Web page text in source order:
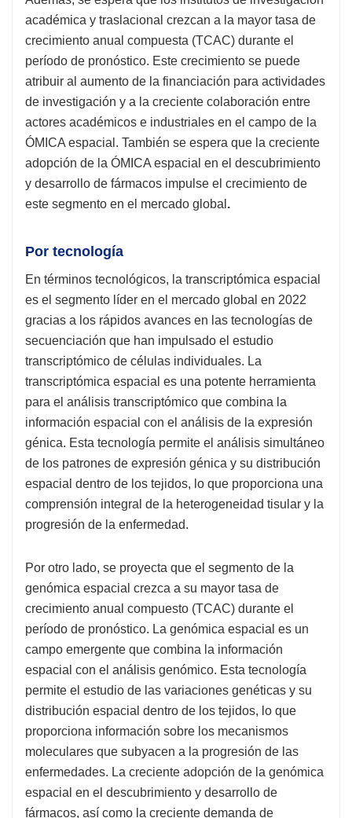
académica y traslacional crezcan a la mayor tasa de
crecimiento anual compuesta (TCAC) durante el
período de pronóstico. Este crecimiento se puede
atribuir al aumento de la financiación para actividades
de investigación y a la creciente colaboración entre
actores académicos e industriales en el campo de la
ÓMICA espacial. También se espera que la creciente
adopción de la ÓMICA espacial en el descubrimiento
y desarrollo de fármacos impulse el crecimiento de
este segmento en el mercado global .
Por tecnología
En términos tecnológicos, la transcriptómica espacial
es el segmento líder en el mercado global en 2022
gracias a los rápidos avances en las tecnologías de
secuenciación que han impulsado el estudio
transcriptómico de células individuales. La
transcriptómica espacial es una potente herramienta
para el análisis transcriptómico que combina la
información espacial con el análisis de la expresión
génica. Esta tecnología permite el análisis simultáneo
de los patrones de expresión génica y su distribución
espacial dentro de los tejidos, lo que proporciona una
comprensión integral de la heterogeneidad tisular y la
progresión de la enfermedad.
Por otro lado, se proyecta que el segmento de la
genómica espacial crezca a su mayor tasa de
crecimiento anual compuesto (TCAC) durante el
período de pronóstico. La genómica espacial es un
campo emergente que combina la información
espacial con el análisis genómico. Esta tecnología
permite el estudio de las variaciones genéticas y su
distribución espacial dentro de los tejidos, lo que
proporciona información sobre los mecanismos
moleculares que subyacen a la progresión de las
enfermedades. La creciente adopción de la genómica
espacial en el descubrimiento y desarrollo de
fármacos, así como la creciente demanda de